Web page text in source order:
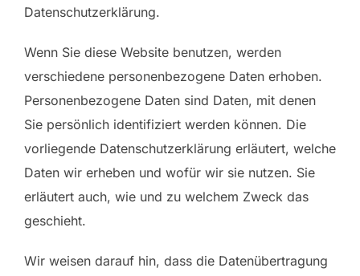
Datenschutzerklärung.
Wenn Sie diese Website benutzen, werden
verschiedene personenbezogene Daten erhoben.
Personenbezogene Daten sind Daten, mit denen
Sie persönlich identifiziert werden können. Die
vorliegende Datenschutzerklärung erläutert, welche
Daten wir erheben und wofür wir sie nutzen. Sie
erläutert auch, wie und zu welchem Zweck das
geschieht.
Wir weisen darauf hin, dass die Datenübertragung